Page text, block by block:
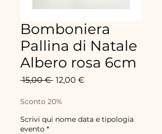
Bomboniera
Pallina di Natale
Albero rosa 6cm
15,00 € Prix
12,00 €
Sconto 20%
Scrivi qui nome data e tipologia
evento *